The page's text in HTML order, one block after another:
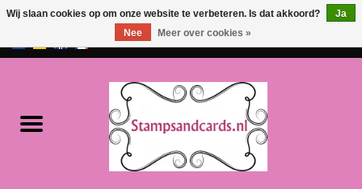
EUR/GBP
NIEUW!!
Wij slaan cookies op om onze website te verbeteren. Is dat akkoord?
Ja
Nee
Meer over cookies »